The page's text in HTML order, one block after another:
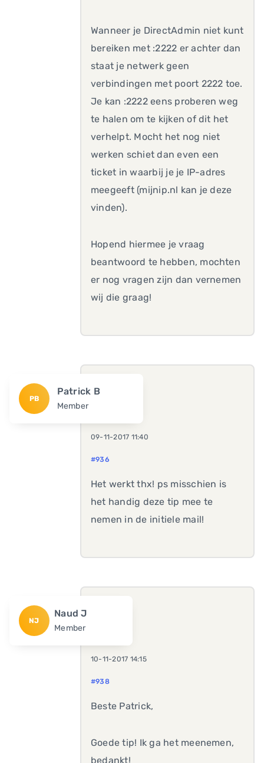
Wanneer je DirectAdmin niet kunt
bereiken met :2222 er achter dan
staat je netwerk geen
verbindingen met poort 2222 toe.
Je kan :2222 eens proberen weg
te halen om te kijken of dit het
verhelpt. Mocht het nog niet
werken schiet dan even een
ticket in waarbij je je IP-adres
meegeeft (mijnip.nl kan je deze
vinden).
Hopend hiermee je vraag
beantwoord te hebben, mochten
er nog vragen zijn dan vernemen
wij die graag!
PB
Patrick B
Member
09-11-2017 11:40
#936
Het werkt thx! ps misschien is
het handig deze tip mee te
nemen in de initiele mail!
NJ
Naud J
Member
10-11-2017 14:15
#938
Beste Patrick,
Goede tip! Ik ga het meenemen,
bedankt!